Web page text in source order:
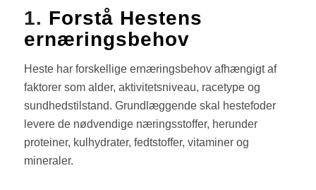
1. Forstå Hestens
ernæringsbehov
Heste har forskellige ernæringsbehov afhængigt af
faktorer som alder, aktivitetsniveau, racetype og
sundhedstilstand. Grundlæggende skal hestefoder
levere de nødvendige næringsstoffer, herunder
proteiner, kulhydrater, fedtstoffer, vitaminer og
mineraler.